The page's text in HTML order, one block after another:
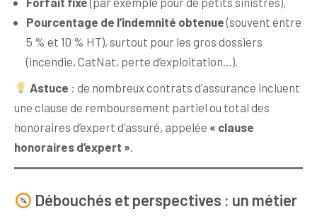
Pourcentage de l’indemnité obtenue(souvent entre
5 % et 10 % HT), surtout pour les gros dossiers
(incendie, CatNat, perte d’exploitation…).
Astuce : de nombreux contrats d’assurance incluent
une clause de remboursement partiel ou total des
honoraires d’expert d’assuré, appelée « clause
honoraires d’expert »
Débouchés et perspectives : un métier